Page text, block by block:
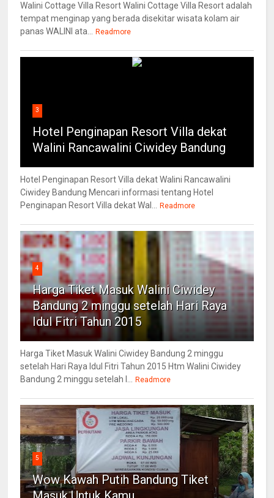
Walini Cottage Villa Resort Walini Cottage Villa Resort adalah
tempat menginap yang berada disekitar wisata kolam air
panas WALINI ata...
Readmore
3
Hotel Penginapan Resort Villa dekat
Walini Rancawalini Ciwidey Bandung
Hotel Penginapan Resort Villa dekat Walini Rancawalini
Ciwidey Bandung Mencari informasi tentang Hotel
Penginapan Resort Villa dekat Wal...
Readmore
4
Harga Tiket Masuk Walini Ciwidey
Bandung 2 minggu setelah Hari Raya
Idul Fitri Tahun 2015
Harga Tiket Masuk Walini Ciwidey Bandung 2 minggu
setelah Hari Raya Idul Fitri Tahun 2015 Htm Walini Ciwidey
Bandung 2 minggu setelah l...
Readmore
5
Wow Kawah Putih Bandung Tiket